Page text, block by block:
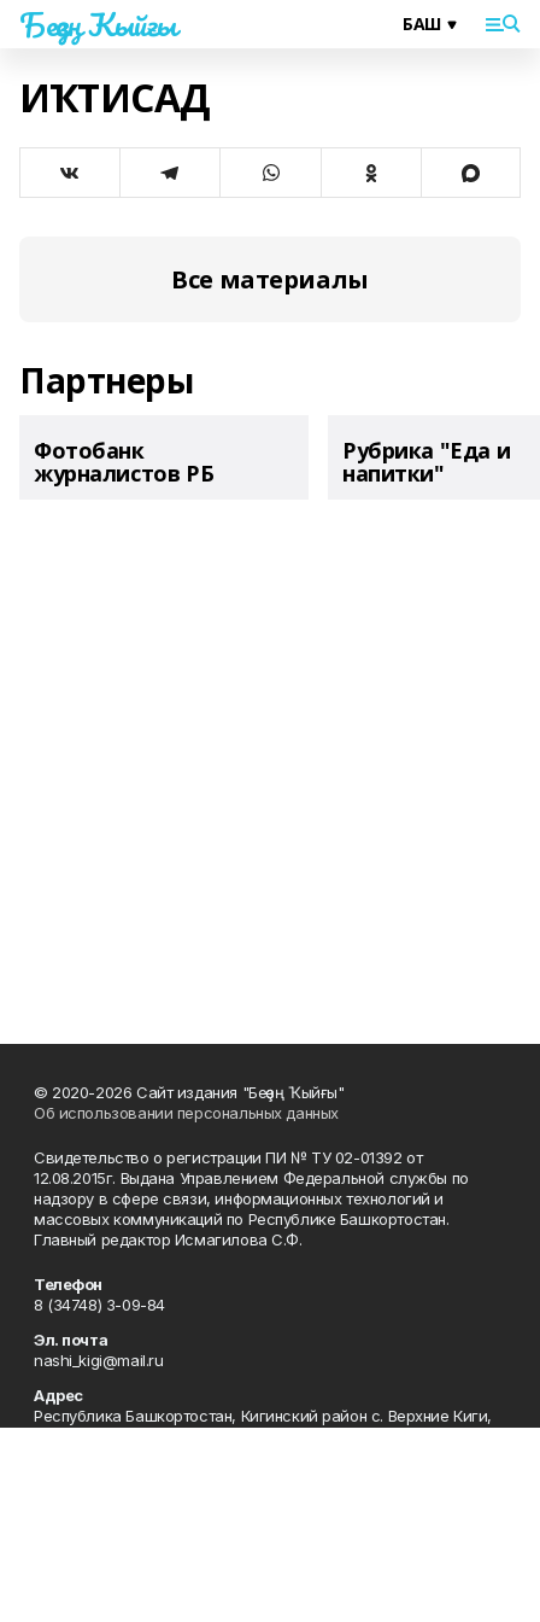
Беҙҙең Ҡыйғы
ИҠТИСАД
Все материалы
Партнеры
Фотобанк
журналистов РБ
Рубрика "Еда и
напитки"
© 2020-2026 Сайт издания "Беҙҙең Ҡыйғы"
Об использовании персональных данных
Свидетельство о регистрации ПИ № ТУ 02-01392 от
12.08.2015г. Выдана Управлением Федеральной службы по
надзору в сфере связи, информационных технологий и
массовых коммуникаций по Республике Башкортостан.
Главный редактор Исмагилова С.Ф.
Телефон
8 (34748) 3-09-84
Эл. почта
nashi_kigi@mail.ru
Адрес
Республика Башкортостан, Кигинский район с. Верхние Киги,